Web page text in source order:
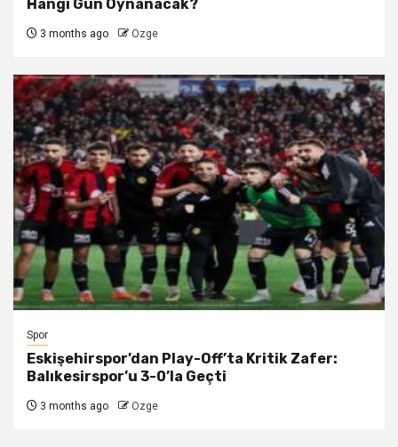
Hangi Gün Oynanacak?
3 months ago Ozge
Spor
Eskişehirspor’dan Play-Off’ta Kritik Zafer:
Balıkesirspor’u 3-0’la Geçti
3 months ago Ozge